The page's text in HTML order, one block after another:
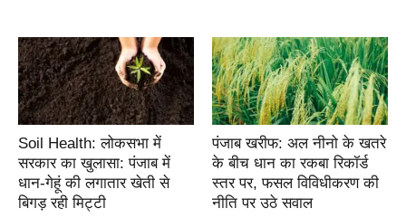
Soil Health: लोकसभा में
सरकार का खुलासा: पंजाब में
धान-गेहूं की लगातार खेती से
बिगड़ रही मिट्टी
पंजाब खरीफ: अल नीनो के खतरे
के बीच धान का रकबा रिकॉर्ड
स्तर पर, फसल विविधीकरण की
नीति पर उठे सवाल